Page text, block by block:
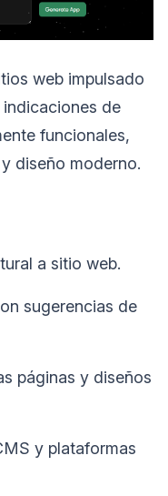
web impulsado
de
funcionales,
diseño moderno.
a sitio web.
sugerencias de
páginas y diseños
y plataformas